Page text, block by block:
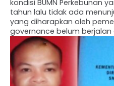
kondisi BUMN Perkebunan
tahun lalu tidak ada
yang diharapkan oleh
governance belum berjalan
Holding BUMN Perkebunan
halaman kantor PTPN XI
tujuan untuk peningkatan
…